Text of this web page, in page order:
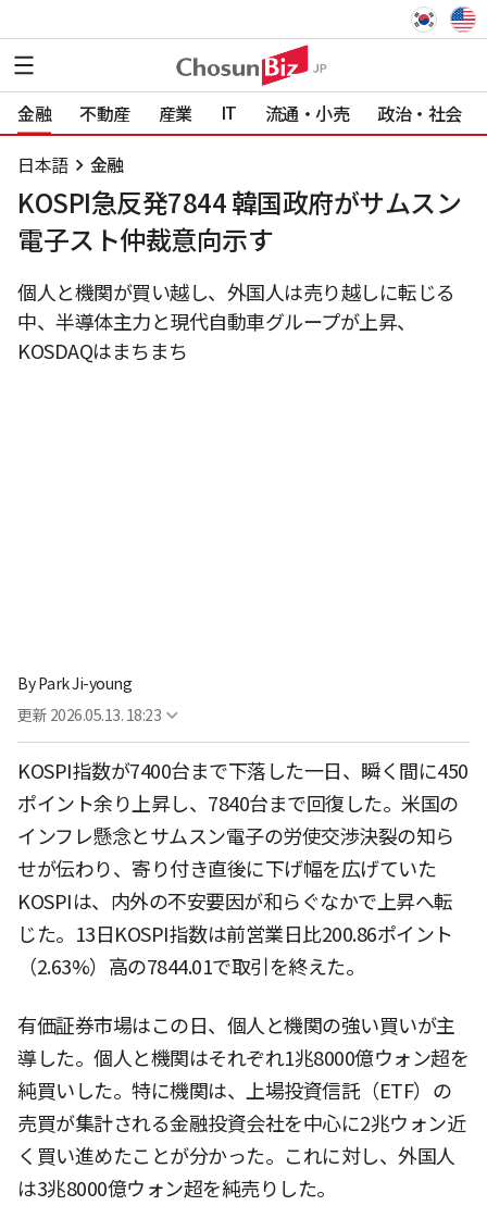
金融 不動産 産業 IT 流通・小売 政治・社会
日本語 金融
KOSPI急反発7844 韓国政府がサムスン
電子スト仲裁意向示す
個人と機関が買い越し、外国人は売り越しに転じる
中、半導体主力と現代自動車グループが上昇、
KOSDAQはまちまち
ByPark Ji-young
更新 2026.05.13. 18:23
KOSPI指数が7400台まで下落した一日、瞬く間に450
ポイント余り上昇し、7840台まで回復した。米国の
インフレ懸念とサムスン電子の労使交渉決裂の知ら
せが伝わり、寄り付き直後に下げ幅を広げていた
KOSPIは、内外の不安要因が和らぐなかで上昇へ転
じた。13日KOSPI指数は前営業日比200.86ポイント
（2.63%）高の7844.01で取引を終えた。
有価証券市場はこの日、個人と機関の強い買いが主
導した。個人と機関はそれぞれ1兆8000億ウォン超を
純買いした。特に機関は、上場投資信託（ETF）の
売買が集計される金融投資会社を中心に2兆ウォン近
く買い進めたことが分かった。これに対し、外国人
は3兆8000億ウォン超を純売りした。